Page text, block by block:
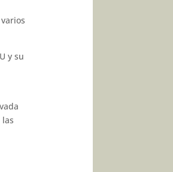
y su